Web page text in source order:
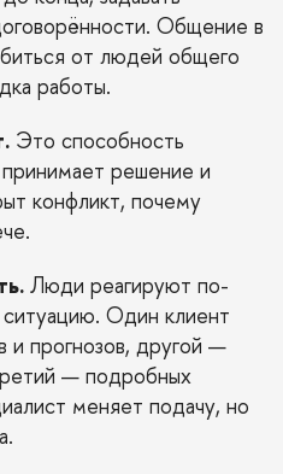
Общение в
от людей общего
работы.
Это способность
решение и
конфликт, почему
Люди реагируют по-
Один клиент
прогнозов, другой —
— подробных
меняет подачу, но